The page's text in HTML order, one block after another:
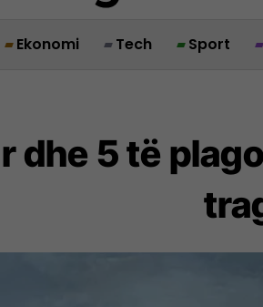
Ekonomi Tech Sport
dhe 5 të